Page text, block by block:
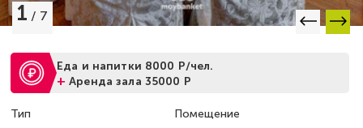
1 / 7
Еда и напитки 8000 Р/чел.
+ Аренда зала 35000 Р
Тип
Помещение